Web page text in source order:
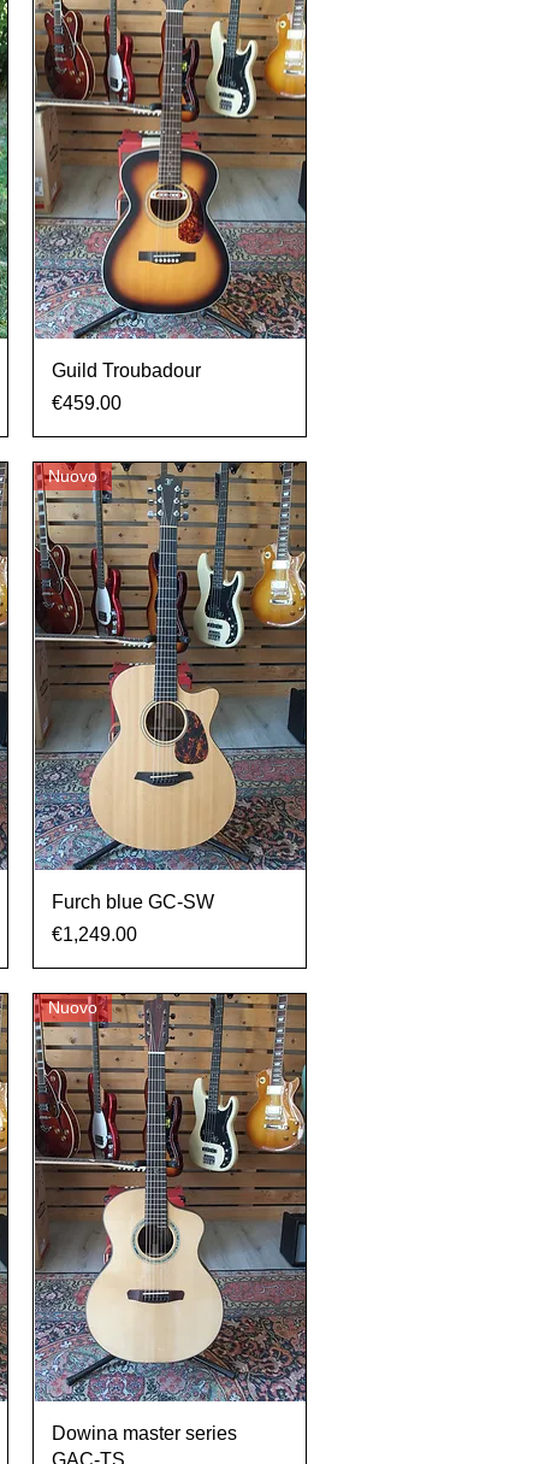
Vista rapida
Guild Troubadour
Prezzo
€459.00
Vista rapida
Nuovo
Furch blue GC-SW
Prezzo
€1,249.00
Vista rapida
Nuovo
Dowina master series